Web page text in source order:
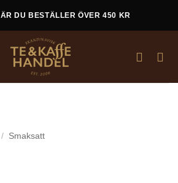
DU BESTÄLLER ÖVER 450 KR
/ Smaksatt